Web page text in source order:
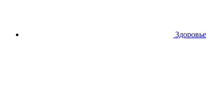
Здоровье